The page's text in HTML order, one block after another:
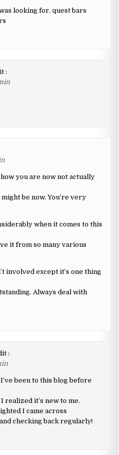
looking for. quest bars
:
you are now not actually
be now. You’re very
when it comes to this
it from so many various
involved except it’s one thing
Always deal with
:
been to this blog before
realized it’s new to me.
I came across
checking back regularly!